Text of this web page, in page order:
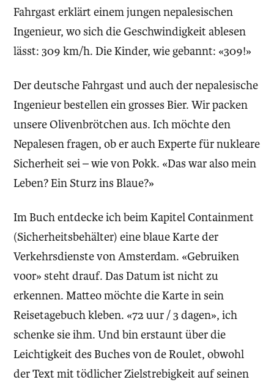
Fahrgast erklärt einem jungen nepalesischen
Ingenieur, wo sich die Geschwindigkeit ablesen
lässt: 309 km/h. Die Kinder, wie gebannt: «309!»
Der deutsche Fahrgast und auch der nepalesische
Ingenieur bestellen ein grosses Bier. Wir packen
unsere Olivenbrötchen aus. Ich möchte den
Nepalesen fragen, ob er auch Experte für nukleare
Sicherheit sei – wie von Pokk. «Das war also mein
Leben? Ein Sturz ins Blaue?»
Im Buch entdecke ich beim Kapitel Containment
(Sicherheitsbehälter) eine blaue Karte der
Verkehrsdienste von Amsterdam. «Gebruiken
voor» steht drauf. Das Datum ist nicht zu
erkennen. Matteo möchte die Karte in sein
Reisetagebuch kleben. «72 uur / 3 dagen», ich
schenke sie ihm. Und bin erstaunt über die
Leichtigkeit des Buches von de Roulet, obwohl
der Text mit tödlicher Zielstrebigkeit auf seinen